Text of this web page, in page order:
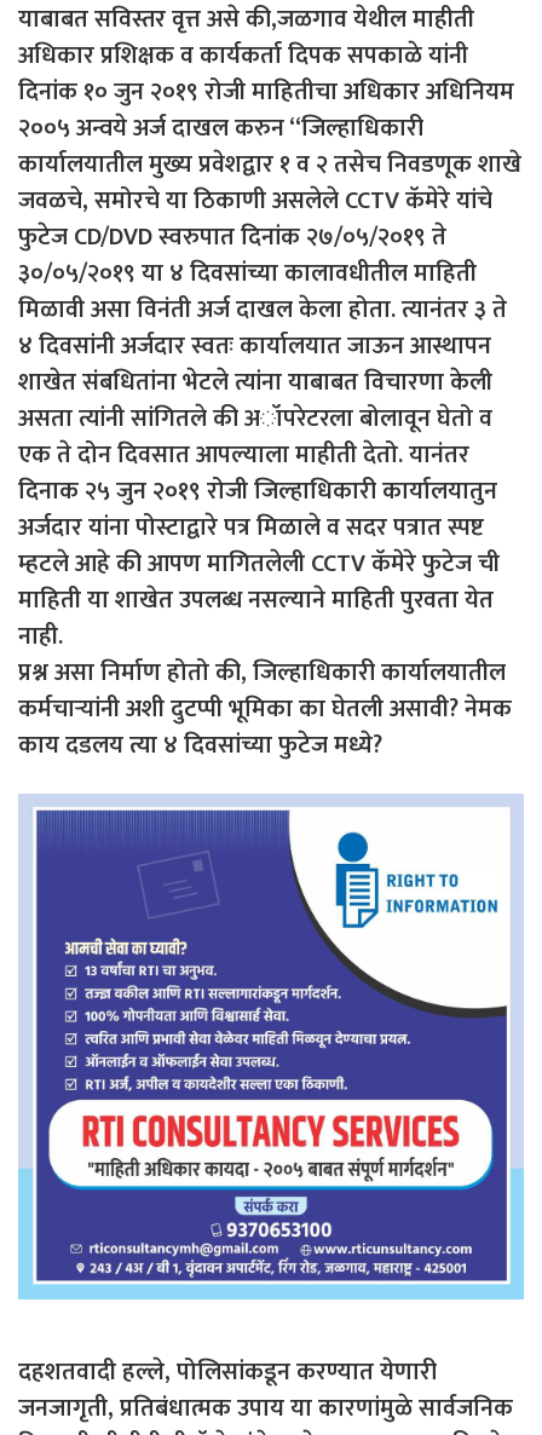
याबाबत सविस्तर वृत्त असे की,जळगाव येथील माहीती
अधिकार प्रशिक्षक व कार्यकर्ता दिपक सपकाळे यांनी
दिनांक १० जुन २०१९ रोजी माहितीचा अधिकार अधिनियम
२००५ अन्वये अर्ज दाखल करुन “जिल्हाधिकारी
कार्यालयातील मुख्य प्रवेशद्वार १ व २ तसेच निवडणूक शाखे
जवळचे, समोरचे या ठिकाणी असलेले CCTV कॅमेरे यांचे
फुटेज CD/DVD स्वरुपात दिनांक २७/०५/२०१९ ते
३०/०५/२०१९ या ४ दिवसांच्या कालावधीतील माहिती
मिळावी असा विनंती अर्ज दाखल केला होता. त्यानंतर ३ ते
४ दिवसांनी अर्जदार स्वतः कार्यालयात जाऊन आस्थापन
शाखेत संबधितांना भेटले त्यांना याबाबत विचारणा केली
असता त्यांनी सांगितले की अॉपरेटरला बोलावून घेतो व
एक ते दोन दिवसात आपल्याला माहीती देतो. यानंतर
दिनाक २५ जुन २०१९ रोजी जिल्हाधिकारी कार्यालयातुन
अर्जदार यांना पोस्टाद्वारे पत्र मिळाले व सदर पत्रात स्पष्ट
म्हटले आहे की आपण मागितलेली CCTV कॅमेरे फुटेज ची
माहिती या शाखेत उपलब्ध नसल्याने माहिती पुरवता येत
नाही.
प्रश्न असा निर्माण होतो की, जिल्हाधिकारी कार्यालयातील
कर्मचाऱ्यांनी अशी दुटप्पी भूमिका का घेतली असावी? नेमक
काय दडलय त्या ४ दिवसांच्या फुटेज मध्ये?
दहशतवादी हल्ले, पोलिसांकडून करण्यात येणारी
जनजागृती, प्रतिबंधात्मक उपाय या कारणांमुळे सार्वजनिक